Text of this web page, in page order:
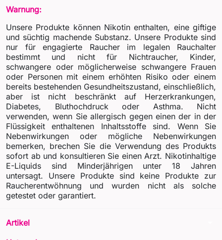
Warnung:
Unsere Produkte können Nikotin enthalten, eine giftige
und süchtig machende Substanz. Unsere Produkte sind
nur für engagierte Raucher im legalen Rauchalter
bestimmt und nicht für Nichtraucher, Kinder,
schwangere oder möglicherweise schwangere Frauen
oder Personen mit einem erhöhten Risiko oder einem
bereits bestehenden Gesundheitszustand, einschließlich,
aber ist nicht beschränkt auf Herzerkrankungen,
Diabetes, Bluthochdruck oder Asthma. Nicht
verwenden, wenn Sie allergisch gegen einen der in der
Flüssigkeit enthaltenen Inhaltsstoffe sind. Wenn Sie
Nebenwirkungen oder mögliche Nebenwirkungen
bemerken, brechen Sie die Verwendung des Produkts
sofort ab und konsultieren Sie einen Arzt. Nikotinhaltige
E-Liquids sind Minderjährigen unter 18 Jahren
untersagt. Unsere Produkte sind keine Produkte zur
Raucherentwöhnung und wurden nicht als solche
getestet oder garantiert.
Artikel